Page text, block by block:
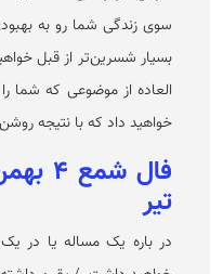
سوی زندگی شما رو به
بسیار شسرین‌تر از قبل
العاده از موضوعی که شما
خواهید داد که با نتیجه
تیر
در باره یک مساله یا در